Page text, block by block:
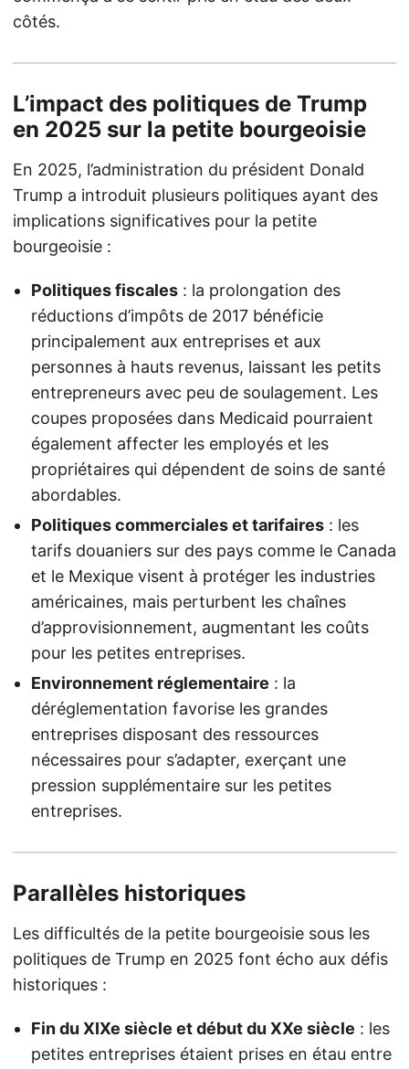
côtés.
L’impact des politiques de Trump
en 2025 sur la petite bourgeoisie
En 2025, l’administration du président Donald
Trump a introduit plusieurs politiques ayant des
implications significatives pour la petite
bourgeoisie :
Politiques fiscales : la prolongation des
réductions d’impôts de 2017 bénéficie
principalement aux entreprises et aux
personnes à hauts revenus, laissant les petits
entrepreneurs avec peu de soulagement. Les
coupes proposées dans Medicaid pourraient
également affecter les employés et les
propriétaires qui dépendent de soins de santé
abordables.
Politiques commerciales et tarifaires : les
tarifs douaniers sur des pays comme le Canada
et le Mexique visent à protéger les industries
américaines, mais perturbent les chaînes
d’approvisionnement, augmentant les coûts
pour les petites entreprises.
Environnement réglementaire : la
déréglementation favorise les grandes
entreprises disposant des ressources
nécessaires pour s’adapter, exerçant une
pression supplémentaire sur les petites
entreprises.
Parallèles historiques
Les difficultés de la petite bourgeoisie sous les
politiques de Trump en 2025 font écho aux défis
historiques :
Fin du XIXe siècle et début du XXe siècle : les
petites entreprises étaient prises en étau entre